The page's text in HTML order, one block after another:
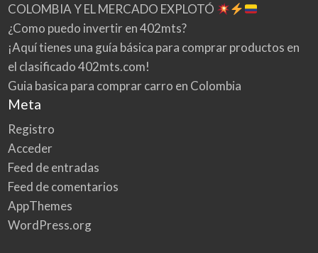
COLOMBIA Y EL MERCADO EXPLOTÓ
¿Como puedo invertir en 402mts?
¡Aquí tienes una guía básica para comprar productos en
el clasificado 402mts.com!
Guia basica para comprar carro en Colombia
Meta
Registro
Acceder
Feed de entradas
Feed de comentarios
AppThemes
WordPress.org